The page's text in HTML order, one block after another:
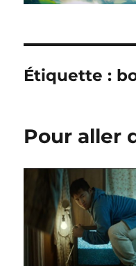
Étiquette :
Pour aller